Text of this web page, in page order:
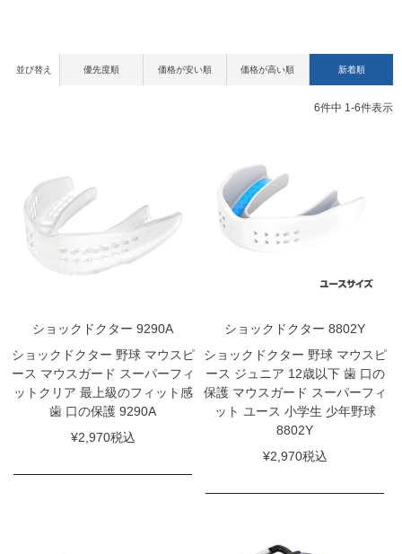
並び替え 優先度順 価格が安い順 価格が高い順 新着順
6件中 1-6件表示
ショックドクター 9290A
ショックドクター 野球 マウスピ
ース マウスガード スーパーフィ
ットクリア 最上級のフィット感
歯 口の保護 9290A
¥2,970税込
ショックドクター 8802Y
ショックドクター 野球 マウスピ
ース ジュニア 12歳以下 歯 口の
保護 マウスガード スーパーフィ
ット ユース 小学生 少年野球
8802Y
¥2,970税込